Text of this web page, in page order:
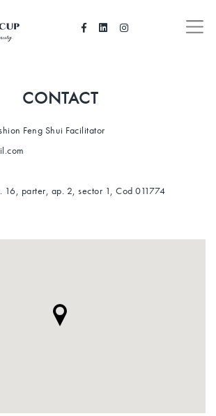
CONTACT
Feng Shui Facilitator
16, parter, ap. 2, sector 1, Cod 011774